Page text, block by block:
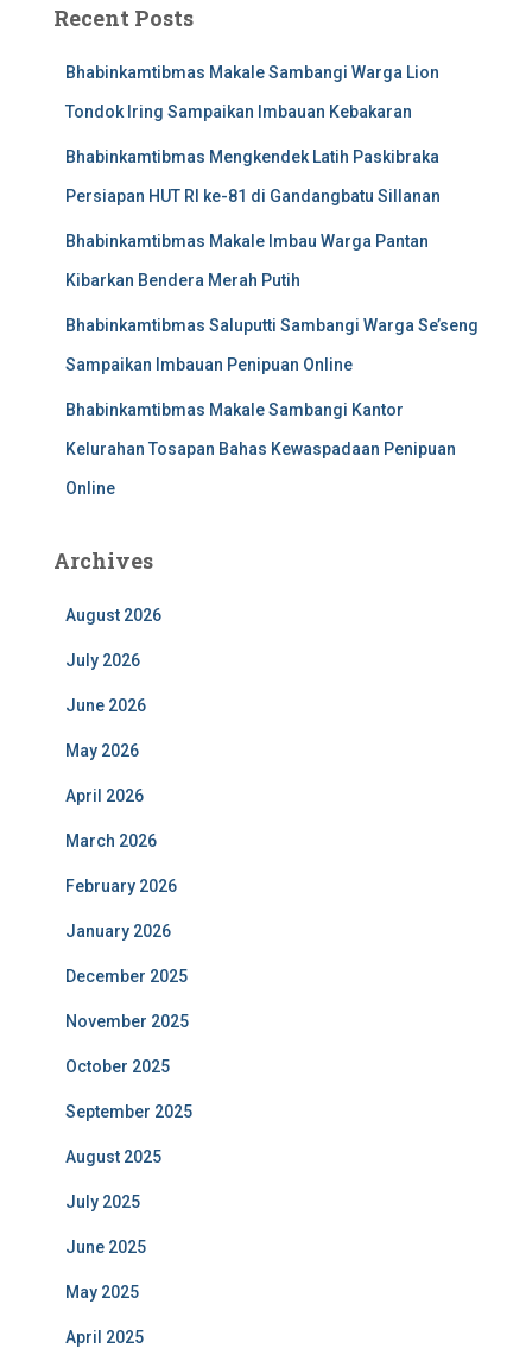
Recent Posts
Bhabinkamtibmas Makale Sambangi Warga Lion
Tondok Iring Sampaikan Imbauan Kebakaran
Bhabinkamtibmas Mengkendek Latih Paskibraka
Persiapan HUT RI ke-81 di Gandangbatu Sillanan
Bhabinkamtibmas Makale Imbau Warga Pantan
Kibarkan Bendera Merah Putih
Bhabinkamtibmas Saluputti Sambangi Warga Se’seng
Sampaikan Imbauan Penipuan Online
Bhabinkamtibmas Makale Sambangi Kantor
Kelurahan Tosapan Bahas Kewaspadaan Penipuan
Online
Archives
August 2026
July 2026
June 2026
May 2026
April 2026
March 2026
February 2026
January 2026
December 2025
November 2025
October 2025
September 2025
August 2025
July 2025
June 2025
May 2025
April 2025